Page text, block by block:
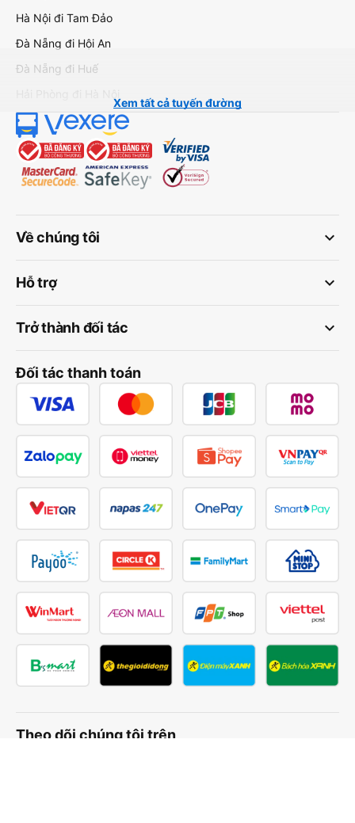
Hà Nội đi Tam Đảo
Đà Nẵng đi Hội An
Đà Nẵng đi Huế
Xem tất cả tuyến đường
keyboard_arrow_down
Về chúng tôi
keyboard_arrow_down
Hỗ trợ
keyboard_arrow_down
Trở thành đối tác
Đối tác thanh toán
Theo dõi chúng tôi trên